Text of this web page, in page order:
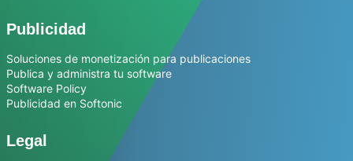
Publicidad
Soluciones de monetización para publicaciones
Publica y administra tu software
Software Policy
Publicidad en Softonic
Legal